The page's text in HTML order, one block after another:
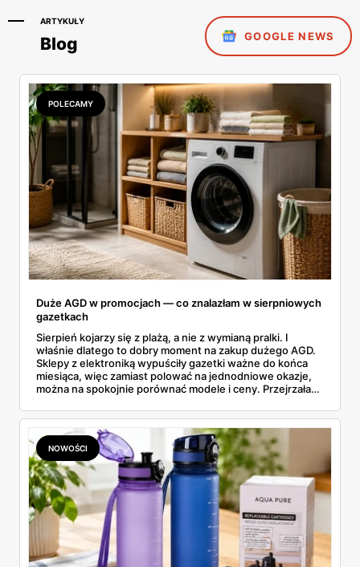
ARTYKUŁY
Blog GOOGLE NEWS
POLECAMY
Duże AGD w promocjach — co znalazłam w sierpniowych
gazetkach
Sierpień kojarzy się z plażą, a nie z wymianą pralki. I
właśnie dlatego to dobry moment na zakup dużego AGD.
Sklepy z elektroniką wypuściły gazetki ważne do końca
miesiąca, więc zamiast polować na jednodniowe okazje,
można na spokojnie porównać modele i ceny. Przejrzałam
znalazłam, z cenami i terminami.
NOWOŚCI